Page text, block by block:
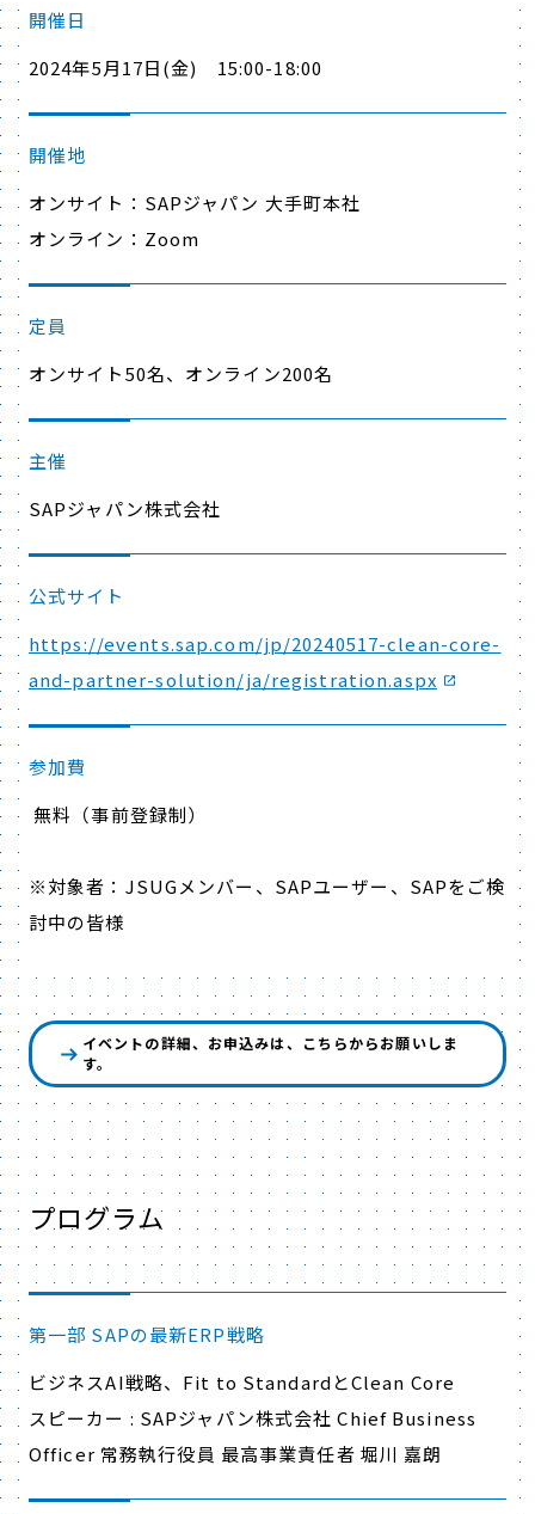
開催日
2024年5月17日(金) 15:00-18:00
開催地
オンサイト：SAPジャパン 大手町本社
オンライン：Zoom
定員
オンサイト50名、オンライン200名
主催
SAPジャパン株式会社
公式サイト
https://events.sap.com/jp/20240517-clean-core-
and-partner-solution/ja/registration.aspx
参加費
無料（事前登録制）
※対象者：JSUGメンバー、SAPユーザー、SAPをご検
討中の皆様
イベントの詳細、お申込みは、こちらからお願いしま
す。
プログラム
第一部 SAPの最新ERP戦略
ビジネスAI戦略、Fit to StandardとClean Core
スピーカー : SAPジャパン株式会社 Chief Business
Officer 常務執行役員 最高事業責任者 堀川 嘉朗